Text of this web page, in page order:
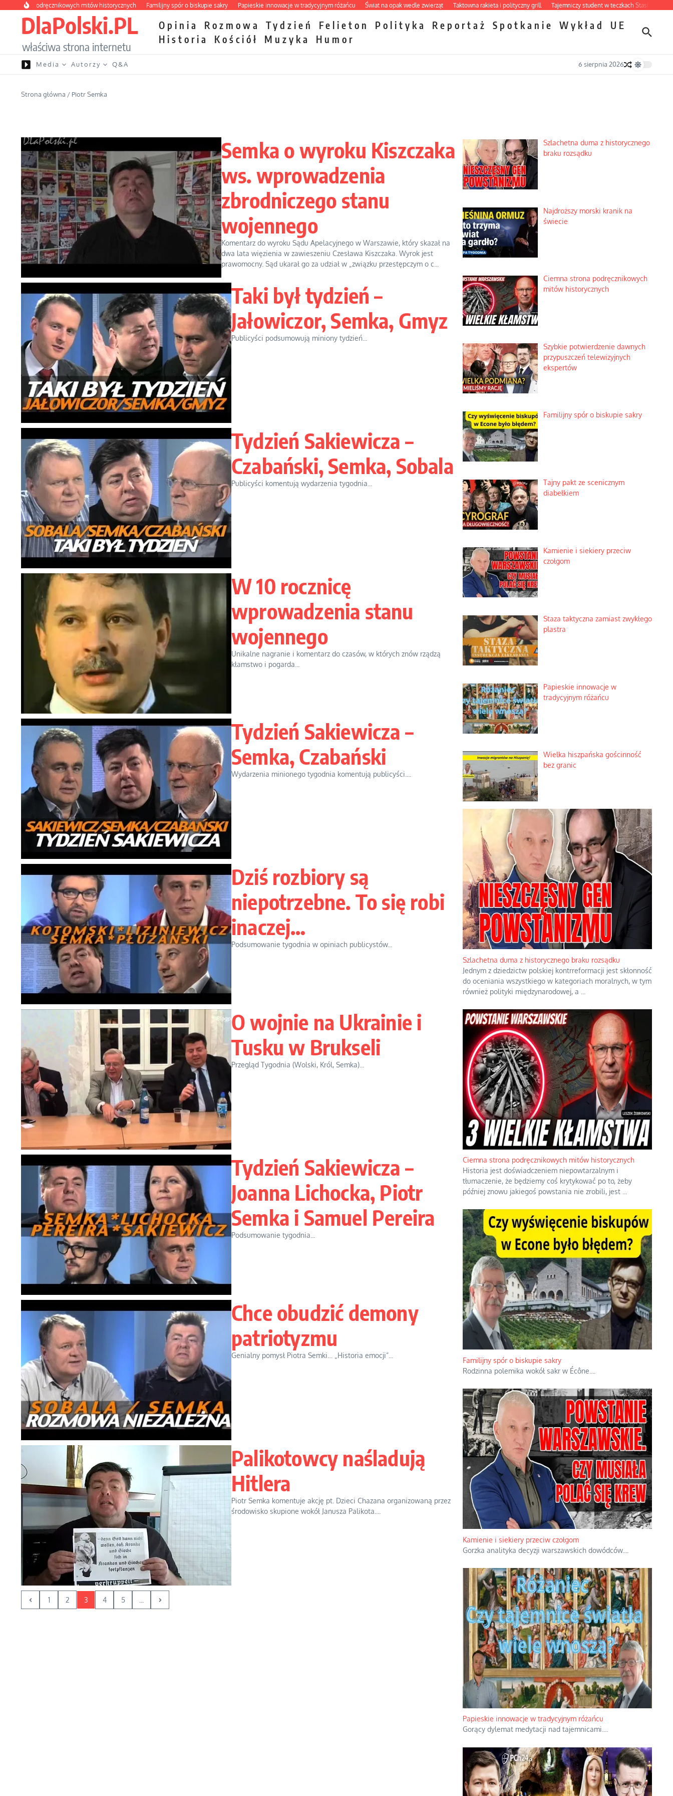
Przejdź do treści
podręcznikowych mitów historycznych Familijny spór o biskupie sakry Papieskie innowacje w tradycyjnym różańcu Świat na opak wedle zwierząt Taktowna rakieta i polityczny grill Tajemniczy student w teczkach Stasi Ciemna
DlaPolski.PL
właściwa strona internetu
Opinia Rozmowa Tydzień Felieton Polityka Reportaż Spotkanie Wykład
UE
Historia
Kościół Muzyka Humor
Media Autorzy Q&A 6 sierpnia 2026
Strona główna / Piotr Semka
Semka o wyroku Kiszczaka
ws. wprowadzenia
zbrodniczego stanu
wojennego
Komentarz do wyroku Sądu Apelacyjnego w Warszawie, który skazał na
dwa lata więzienia w zawieszeniu Czesława Kiszczaka. Wyrok jest
prawomocny. Sąd ukarał go za udział w „związku przestępczym o c...
Taki był tydzień –
Jałowiczor, Semka, Gmyz
Publicyści podsumowują miniony tydzień...
Tydzień Sakiewicza –
Czabański, Semka, Sobala
Publicyści komentują wydarzenia tygodnia...
W 10 rocznicę
wprowadzenia stanu
wojennego
Unikalne nagranie i komentarz do czasów, w których znów rządzą
kłamstwo i pogarda...
Tydzień Sakiewicza –
Semka, Czabański
Wydarzenia minionego tygodnia komentują publicyści....
Dziś rozbiory są
niepotrzebne. To się robi
inaczej…
Podsumowanie tygodnia w opiniach publicystów...
O wojnie na Ukrainie i
Tusku w Brukseli
Przegląd Tygodnia (Wolski, Król, Semka)...
Tydzień Sakiewicza –
Joanna Lichocka, Piotr
Semka i Samuel Pereira
Podsumowanie tygodnia...
Chce obudzić demony
patriotyzmu
Genialny pomysł Piotra Semki… „Historia emocji”...
Palikotowcy naśladują
Hitlera
Piotr Semka komentuje akcję pt. Dzieci Chazana organizowaną przez
środowisko skupione wokół Janusza Palikota....
1 2 3 4 5
Szlachetna duma z historycznego
braku rozsądku
Najdroższy morski kranik na
świecie
Ciemna strona podręcznikowych
mitów historycznych
Szybkie potwierdzenie dawnych
przypuszczeń telewizyjnych
ekspertów
Familijny spór o biskupie sakry
Tajny pakt ze scenicznym
diabełkiem
Kamienie i siekiery przeciw
czołgom
Staza taktyczna zamiast zwykłego
plastra
Papieskie innowacje w
tradycyjnym różańcu
Wielka hiszpańska gościnność
bez granic
Szlachetna duma z historycznego braku rozsądku
Jednym z dziedzictw polskiej kontrreformacji jest skłonność
do oceniania wszystkiego w kategoriach moralnych, w tym
również polityki międzynarodowej, a
Ciemna strona podręcznikowych mitów historycznych
Historia jest doświadczeniem niepowtarzalnym i
tłumaczenie, że będziemy coś krytykować po to, żeby
później znowu jakiegoś powstania nie zrobili, jest
Familijny spór o biskupie sakry
Rodzinna polemika wokół sakr w Écône.
Kamienie i siekiery przeciw czołgom
Gorzka analityka decyzji warszawskich dowódców.
Papieskie innowacje w tradycyjnym różańcu
Gorący dylemat medytacji nad tajemnicami.